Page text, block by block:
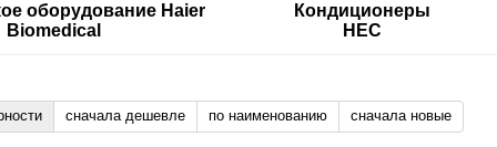
оборудование Haier
Biomedical
Кондиционеры
HEC
сначала дешевле по наименованию сначала новые